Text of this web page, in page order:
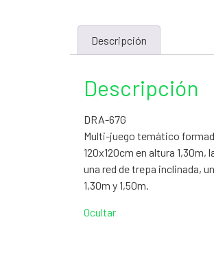
Descripción
Descripción
DRA-67G
Multi-juego temático
120x120cm en altura
una red de trepa inclinada,
1,30m y 1,50m.
Ocultar